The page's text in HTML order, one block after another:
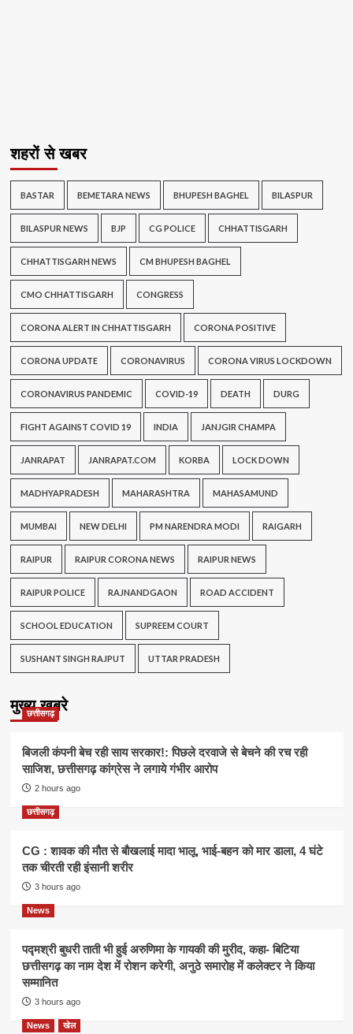
शहरों से खबर
BASTAR BEMETARA NEWS BHUPESH BAGHEL BILASPUR
BILASPUR NEWS BJP CG POLICE CHHATTISGARH
CHHATTISGARH NEWS CM BHUPESH BAGHEL
CMO CHHATTISGARH CONGRESS
CORONA ALERT IN CHHATTISGARH CORONA POSITIVE
CORONA UPDATE CORONAVIRUS CORONA VIRUS LOCKDOWN
CORONAVIRUS PANDEMIC COVID-19 DEATH DURG
FIGHT AGAINST COVID 19 INDIA JANJGIR CHAMPA
JANRAPAT JANRAPAT.COM KORBA LOCK DOWN
MADHYAPRADESH MAHARASHTRA MAHASAMUND
MUMBAI NEW DELHI PM NARENDRA MODI RAIGARH
RAIPUR RAIPUR CORONA NEWS RAIPUR NEWS
RAIPUR POLICE RAJNANDGAON ROAD ACCIDENT
SCHOOL EDUCATION SUPREEM COURT
SUSHANT SINGH RAJPUT UTTAR PRADESH
मुख्य खबरे
छत्तीसगढ़
बिजली कंपनी बेच रही साय सरकार!: पिछले दरवाजे से बेचने की रच रही
साजिश, छत्तीसगढ़ कांग्रेस ने लगाये गंभीर आरोप
2 hours ago
छत्तीसगढ़
CG : शावक की मौत से बौखलाई मादा भालू, भाई-बहन को मार डाला, 4 घंटे
तक चीरती रही इंसानी शरीर
3 hours ago
News
पद्मश्री बुधरी ताती भी हुई अरुणिमा के गायकी की मुरीद, कहा- बिटिया
छत्तीसगढ़ का नाम देश में रोशन करेगी, अनुठे समारोह में कलेक्टर ने किया
सम्मानित
3 hours ago
News खेल